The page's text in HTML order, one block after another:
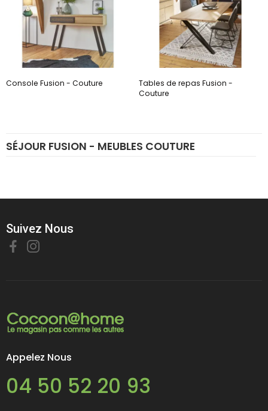
SÉJOUR FUSION - MEUBLES COUTURE
Console Fusion - Couture
Tables de repas Fusion -
Couture
Suivez Nous
Appelez Nous
04 50 52 20 93